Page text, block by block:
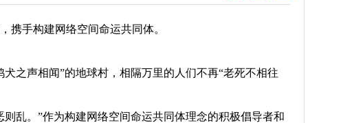
手构建网络空间命运共同体。
之声相闻”的地球村，相隔万里的人们不再“老死不相往
乱。”作为构建网络空间命运共同体理念的积极倡导者和